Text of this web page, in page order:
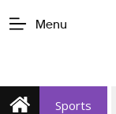
Menu
Sports